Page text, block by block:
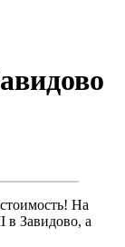
На
в Завидово, а